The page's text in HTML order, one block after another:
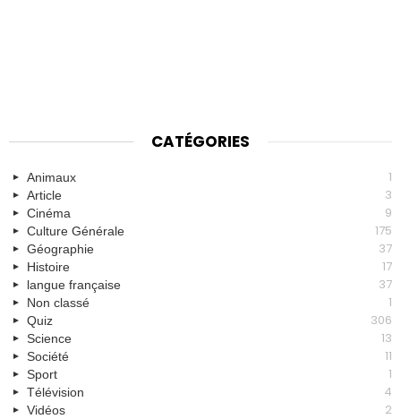
CATÉGORIES
Animaux 1
Article 3
Cinéma 9
Culture Générale 175
Géographie 37
Histoire 17
langue française 37
Non classé 1
Quiz 306
Science 13
Société 11
Sport 1
Télévision 4
Vidéos 2